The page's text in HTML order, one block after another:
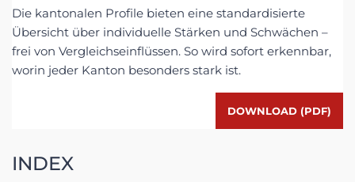
Die kantonalen Profile bieten eine standardisierte
Übersicht über individuelle Stärken und Schwächen –
frei von Vergleichseinflüssen. So wird sofort erkennbar,
worin jeder Kanton besonders stark ist.
DOWNLOAD (PDF)
INDEX